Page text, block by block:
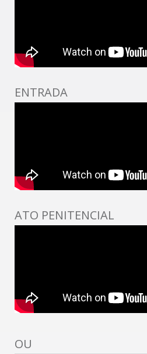
ENTRADA
ATO PENITENCIAL
OU